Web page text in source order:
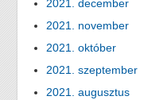
2021. december
2021. november
2021. október
2021. szeptember
2021. augusztus